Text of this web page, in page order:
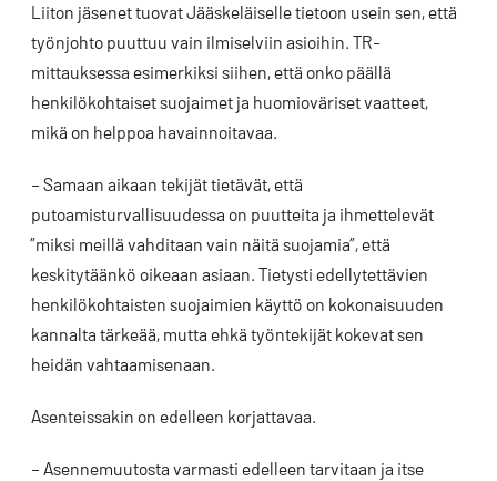
Liiton jäsenet tuovat Jääskeläiselle tietoon usein sen, että
työnjohto puuttuu vain ilmiselviin asioihin. TR-
mittauksessa esimerkiksi siihen, että onko päällä
henkilökohtaiset suojaimet ja huomioväriset vaatteet,
mikä on helppoa havainnoitavaa.
– Samaan aikaan tekijät tietävät, että
putoamisturvallisuudessa on puutteita ja ihmettelevät
”miksi meillä vahditaan vain näitä suojamia”, että
keskitytäänkö oikeaan asiaan. Tietysti edellytettävien
henkilökohtaisten suojaimien käyttö on kokonaisuuden
kannalta tärkeää, mutta ehkä työntekijät kokevat sen
heidän vahtaamisenaan.
Asenteissakin on edelleen korjattavaa.
– Asennemuutosta varmasti edelleen tarvitaan ja itse